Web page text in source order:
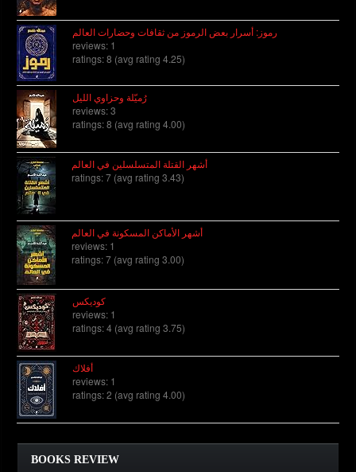
رموز: أسرار بعض الرموز من ثقافات وحضارات العالم
reviews: 1
ratings: 8 (avg rating 4.25)
رُميّلة وحزاوي الليل
reviews: 3
ratings: 8 (avg rating 4.00)
أشهر القتلة المتسلسلين في العالم
ratings: 7 (avg rating 3.43)
أشهر الأماكن المسكونة في العالم
reviews: 1
ratings: 7 (avg rating 3.00)
كوديكس
reviews: 1
ratings: 4 (avg rating 3.75)
أفلاك
reviews: 1
ratings: 2 (avg rating 4.00)
BOOKS REVIEW